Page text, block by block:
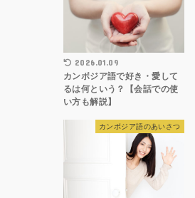
2026.01.09
カンボジア語で好き・愛して
るは何という？【会話での使
い方も解説】
カンボジア語のあいさつ